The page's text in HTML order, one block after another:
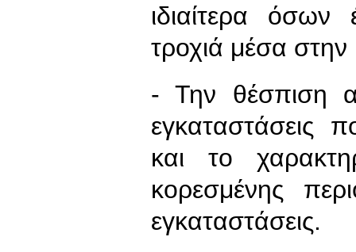
ιδιαίτερα όσων
τροχιά μέσα στην
- Την θέσπιση
εγκαταστάσεις
και το
κορεσμένης
εγκαταστάσεις.